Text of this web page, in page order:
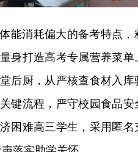
能消耗偏大的备考特点，
身打造高考专属营养菜单
后厨，从严核查食材入库
键流程，严守校园食品安
困难高三学生，采用匿名